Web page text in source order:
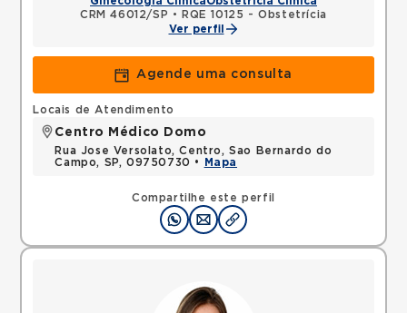
CRM 46012/SP •
RQE 10125 - Obstetrícia
Ver perfil
Agende uma consulta
Compartilhe este perfil
Locais de Atendimento
Centro Médico Domo
Rua Jose Versolato, Centro, Sao Bernardo do
Campo, SP, 09750730 •
Mapa